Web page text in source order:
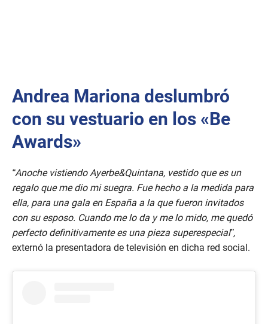
Andrea Mariona deslumbró
con su vestuario en los «Be
Awards»
“Anoche vistiendo Ayerbe&Quintana, vestido que es un
regalo que me dio mi suegra. Fue hecho a la medida para
ella, para una gala en España a la que fueron invitados
con su esposo. Cuando me lo da y me lo mido, me quedó
perfecto definitivamente es una pieza superespecial”,
externó la presentadora de televisión en dicha red social.